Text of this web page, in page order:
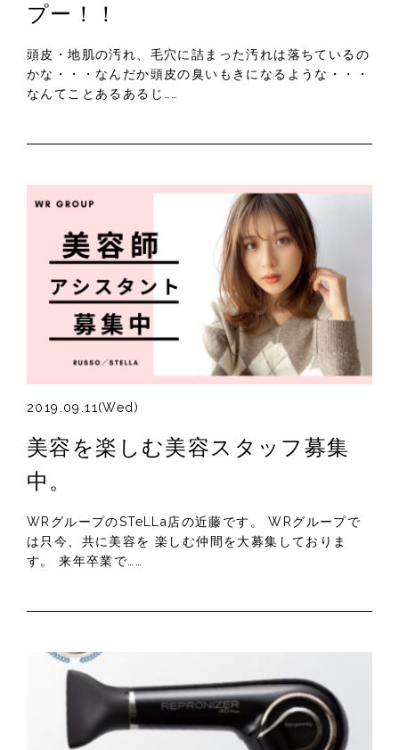
プー！！
頭皮・地肌の汚れ、毛穴に詰まった汚れは落ちているの
かな・・・なんだか頭皮の臭いもきになるような・・・
なんてことあるあるじ……
2019.09.11(Wed)
美容を楽しむ美容スタッフ募集
中。
WRグループのSTeLLa店の近藤です。 WRグループで
は只今、共に美容を 楽しむ仲間を大募集しておりま
す。 来年卒業で……